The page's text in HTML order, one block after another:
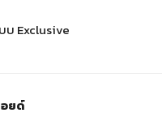
บ Exclusive
ยด์